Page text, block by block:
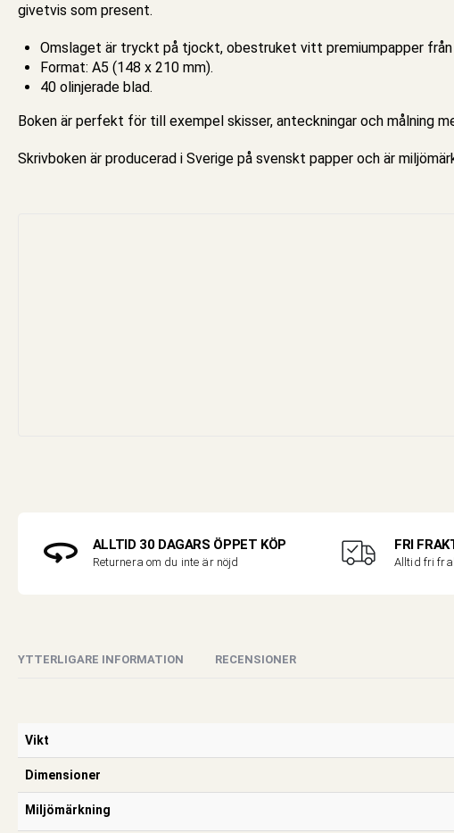
givetvis som present.
Omslaget är tryckt på tjockt, obestruket vitt premiumpapper från
Format: A5 (148 x 210 mm).
40 olinjerade blad.
Boken är perfekt för till exempel skisser, anteckningar och målning
Skrivboken är producerad i Sverige på svenskt papper och är
ALLTID 30 DAGARS ÖPPET KÖP
Returnera om du inte är nöjd
FRI
Alltid fri
YTTERLIGARE INFORMATION RECENSIONER
Vikt
Dimensioner
Miljömärkning